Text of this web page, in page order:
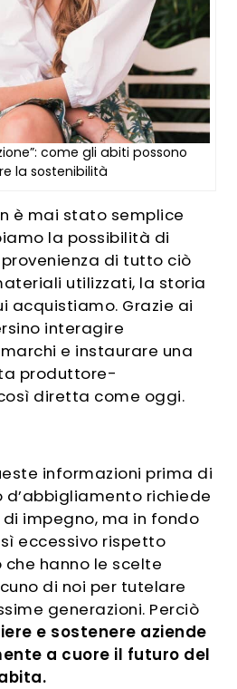
come gli abiti possono
la sostenibilità
è mai stato semplice
la possibilità di
di tutto ciò
utilizzati, la storia
acquistiamo. Grazie ai
interagire
e instaurare una
produttore-
diretta come oggi.
informazioni prima di
richiede
di impegno, ma in fondo
eccessivo rispetto
hanno le scelte
di noi per tutelare
generazioni. Perciò
e sostenere aziende
a cuore il futuro del